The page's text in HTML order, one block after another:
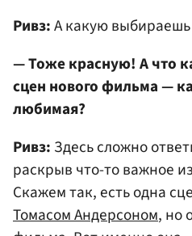
Ривз:А какую
— Тоже красную! А что
сцен нового фильма —
любимая?
Ривз: Здесь сложно
раскрыв что-то важное
Скажем так, есть одна
Томасом Андерсоном, но